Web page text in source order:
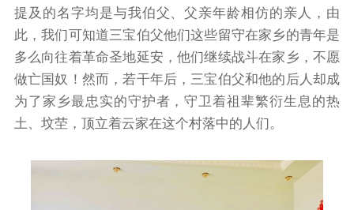
提及的名字均是与我伯父、父亲年龄相仿的亲人，由
此，我们可知道三宝伯父他们这些留守在家乡的青年是
多么向往着革命圣地延安，他们继续战斗在家乡，不愿
做亡国奴！然而，若干年后，三宝伯父和他的后人却成
为了家乡最忠实的守护者，守卫着祖辈繁衍生息的热
土、坟茔，顶立着云家在这个村落中的人们。